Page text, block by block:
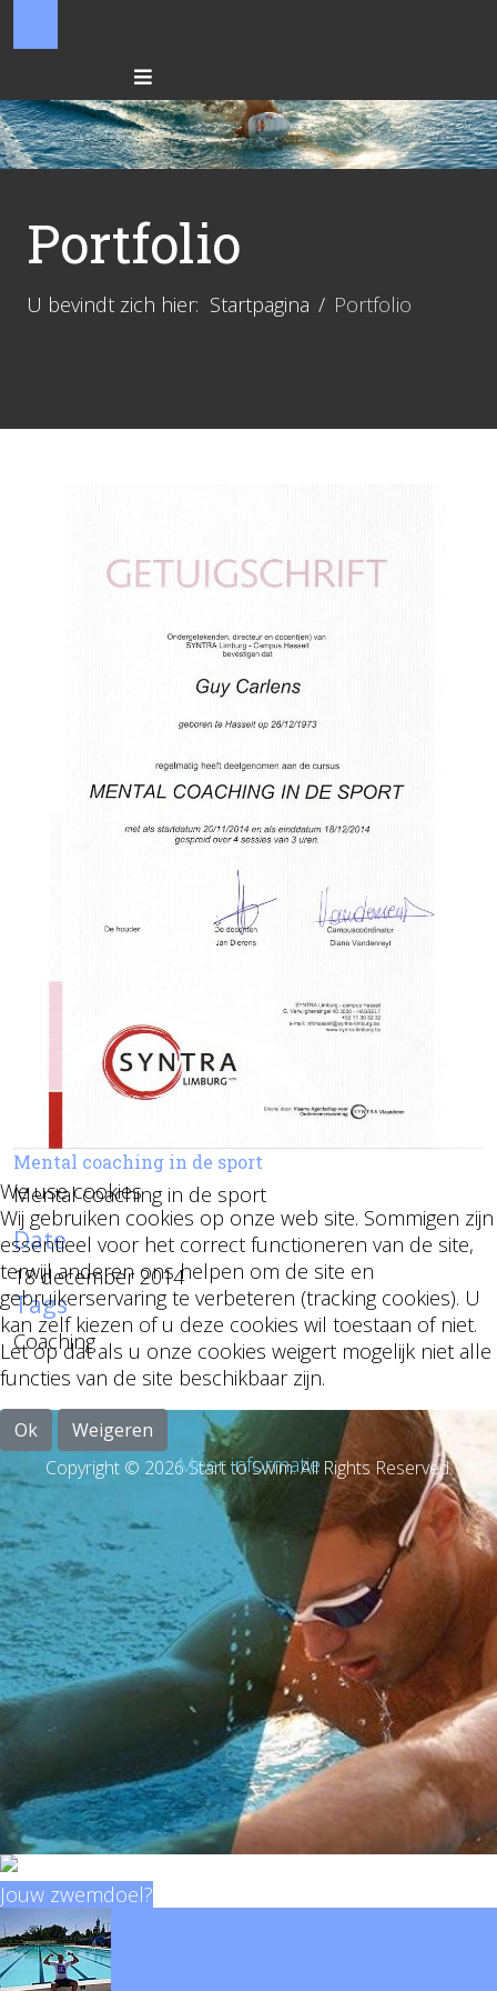
Portfolio
U bevindt zich hier: Startpagina Portfolio
Mental coaching in de sport
Mental coaching in de sport
Date
18 december 2014
Tags
Coaching
Copyright © 2026 Start to Swim. All Rights Reserved.
Jouw zwemdoel?
We use cookies
Wij gebruiken cookies op onze web site. Sommigen zijn
essentieel voor het correct functioneren van de site,
terwijl anderen ons helpen om de site en
gebruikerservaring te verbeteren (tracking cookies). U
kan zelf kiezen of u deze cookies wil toestaan of niet.
Let op dat als u onze cookies weigert mogelijk niet alle
functies van de site beschikbaar zijn.
Ok Weigeren
Meer informatie